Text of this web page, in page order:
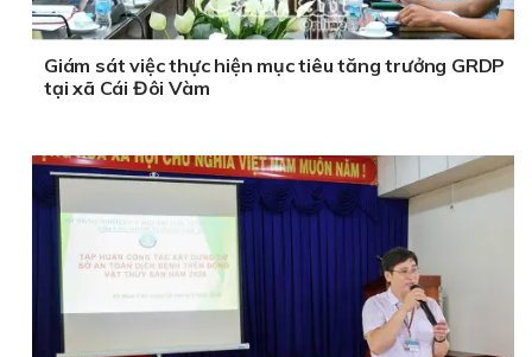
Giám sát việc thực hiện mục tiêu tăng trưởng GRDP
tại xã Cái Đôi Vàm